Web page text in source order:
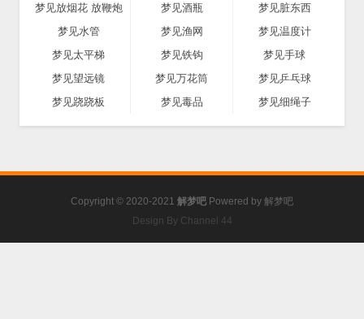
梦见放烟花 放鞭炮
梦见酒瓶
梦见脏东西
梦见水管
梦见渔网
梦见温度计
梦见太平梯
梦见铁钩
梦见手球
梦见望远镜
梦见万花筒
梦见乒乓球
梦见跷跷板
梦见毒品 梦见细绳子
Copyright © 2020-2021 解梦吧 Powered by 解梦吧
Design By Channel 44